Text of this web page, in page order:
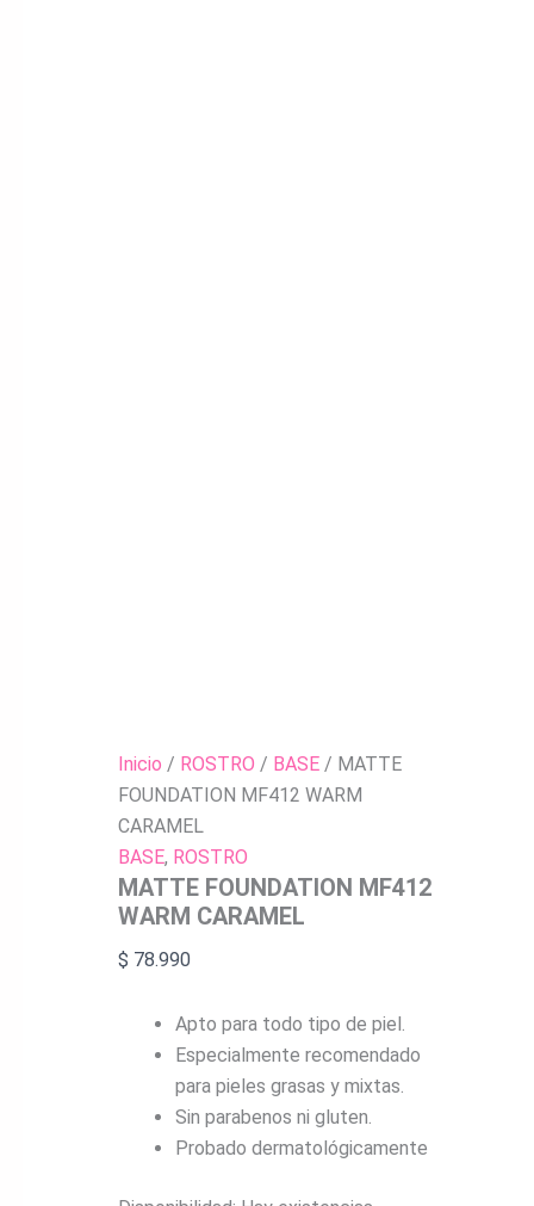
Inicio / ROSTRO / BASE/ MATTE
FOUNDATION MF412 WARM
CARAMEL
BASE, ROSTRO
MATTE FOUNDATION MF412
WARM CARAMEL
$ 78.990
Apto para todo tipo de piel.
Especialmente recomendado
para pieles grasas y mixtas.
Sin parabenos ni gluten.
Probado dermatológicamente